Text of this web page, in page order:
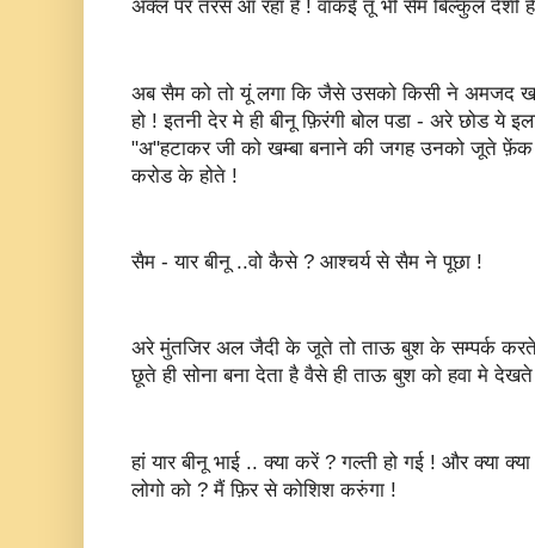
अक्ल पर तरस आ रहा है ! वाकई तू भी सैम बिल्कुल देशी
अब सैम को तो यूं लगा कि जैसे उसको किसी ने अमजद
हो ! इतनी देर मे ही बीनू फ़िरंगी बोल पडा - अरे छोड ये
"अ"हटाकर जी को खम्बा बनाने की जगह उनको जूते
करोड के होते !
सैम - यार बीनू ..वो कैसे ? आश्चर्य से सैम ने पूछा !
अरे मुंतजिर अल जैदी के जूते तो ताऊ बुश के सम्पर्क करते
छूते ही सोना बना देता है वैसे ही ताऊ बुश को हवा मे
हां यार बीनू भाई .. क्या करें ? गल्ती हो गई ! और क्या
लोगो को ? मैं फ़िर से कोशिश करुंगा !